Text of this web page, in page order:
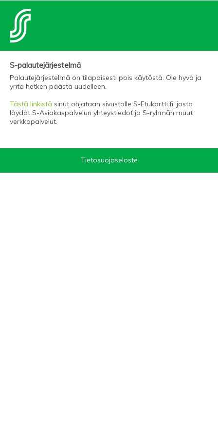
S-palautejärjestelmä
Palautejärjestelmä on tilapäisesti pois käytöstä. Ole hyvä ja
yritä hetken päästä uudelleen.
Tästä linkistä sinut ohjataan sivustolle S-Etukortti.fi, josta
löydät S-Asiakaspalvelun yhteystiedot ja S-ryhmän muut
verkkopalvelut.
Tietosuojaseloste